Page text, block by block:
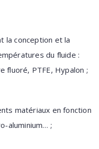
la conception et la
du fluide :
fluoré, PTFE, Hypalon ;
matériaux en fonction
aluminium… ;